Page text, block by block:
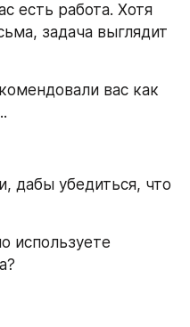
есть работа. Хотя
задача выглядит
вас как
дабы убедиться, что
используете